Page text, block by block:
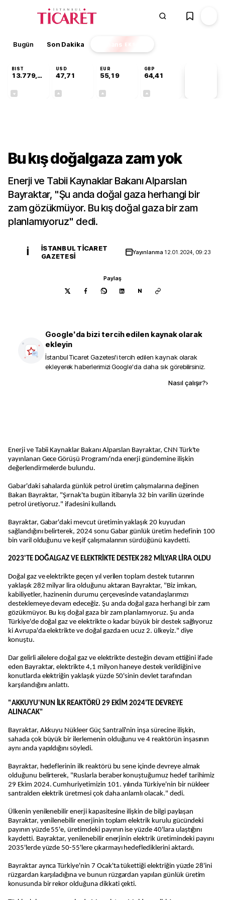
Bugün Son Dakika Finans EKSTRA
BIST
13.779,39
USD
47,71
EUR
55,19
GBP
64,41
Bu kış doğalgaza zam yok
Enerji ve Tabii Kaynaklar Bakanı Alparslan
Bayraktar, "Şu anda doğal gaza herhangi bir
zam gözükmüyor. Bu kış doğal gaza bir zam
planlamıyoruz" dedi.
İ
İSTANBUL TICARET
GAZETESI
Yayınlanma 12.01.2024, 09:23
Paylaş
N
Google'da bizi tercih edilen kaynak olarak
ekleyin
İstanbul Ticaret Gazetesi'i tercih edilen kaynak olarak
ekleyerek haberlerimizi Google'da daha sık görebilirsiniz.
Nasıl çalışır?›
Enerji ve Tabii Kaynaklar Bakanı Alparslan Bayraktar, CNN Türk'te
yayınlanan Gece Görüşü Programı'nda enerji gündemine ilişkin
değerlendirmelerde bulundu.
Gabar'daki sahalarda günlük petrol üretim çalışmalarına değinen
Bakan Bayraktar, "Şırnak'ta bugün itibarıyla 32 bin varilin üzerinde
petrol üretiyoruz." ifadesini kullandı.
Bayraktar, Gabar'daki mevcut üretimin yaklaşık 20 kuyudan
sağlandığını belirterek, 2024 sonu Gabar günlük üretim hedefinin 100
bin varil olduğunu ve keşif çalışmalarının sürdüğünü kaydetti.
2023'TE DOĞALGAZ VE ELEKTRİKTE DESTEK 282 MİLYAR LİRA OLDU
Doğal gaz ve elektrikte geçen yıl verilen toplam destek tutarının
yaklaşık 282 milyar lira olduğunu aktaran Bayraktar, "Biz imkan,
kabiliyetler, hazinenin durumu çerçevesinde vatandaşlarımızı
desteklemeye devam edeceğiz. Şu anda doğal gaza herhangi bir zam
gözükmüyor. Bu kış doğal gaza bir zam planlamıyoruz. Şu anda
Türkiye'de doğal gaz ve elektrikte o kadar büyük bir destek sağlıyoruz
ki Avrupa'da elektrikte ve doğal gazda en ucuz 2. ülkeyiz." diye
konuştu.
Dar gelirli ailelere doğal gaz ve elektrikte desteğin devam ettiğini ifade
eden Bayraktar, elektrikte 4,1 milyon haneye destek verildiğini ve
konutlarda elektriğin yaklaşık yüzde 50'sinin devlet tarafından
karşılandığını anlattı.
"AKKUYU'NUN İLK REAKTÖRÜ 29 EKİM 2024'TE DEVREYE
ALINACAK"
Bayraktar, Akkuyu Nükleer Güç Santrali'nin inşa sürecine ilişkin,
sahada çok büyük bir ilerlemenin olduğunu ve 4 reaktörün inşasının
aynı anda yapıldığını söyledi.
Bayraktar, hedeflerinin ilk reaktörü bu sene içinde devreye almak
olduğunu belirterek, "Ruslarla beraber konuştuğumuz hedef tarihimiz
29 Ekim 2024. Cumhuriyetimizin 101. yılında Türkiye'nin bir nükleer
santralden elektrik üretmesi çok daha anlamlı olacak." dedi.
Ülkenin yenilenebilir enerji kapasitesine ilişkin de bilgi paylaşan
Bayraktar, yenilenebilir enerjinin toplam elektrik kurulu gücündeki
payının yüzde 55'e, üretimdeki payının ise yüzde 40'lara ulaştığını
kaydetti. Bayraktar, yenilenebilir enerjinin elektrik üretimindeki payını
2035'lerde yüzde 50-55'lere çıkarmayı hedeflediklerini aktardı.
Bayraktar ayrıca Türkiye'nin 7 Ocak'ta tükettiği elektriğin yüzde 28'ini
rüzgardan karşıladığına ve bunun rüzgardan yapılan günlük üretim
konusunda bir rekor olduğuna dikkati çekti.